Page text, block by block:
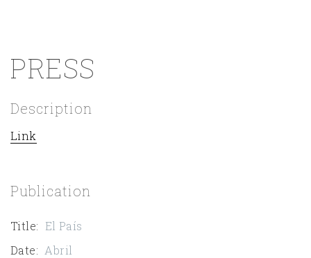
PRESS
Description
Link
Publication
Title: El País
Date: Abril